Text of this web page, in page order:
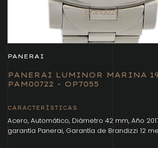
PANERAI
PANERAI LUMINOR MARINA
PAM00722 - OP7055
CARACTERÍSTICAS
Acero, Automático, Diámetro 42 mm, Año
garantía Panerai, Garantía de Brandizzi 12